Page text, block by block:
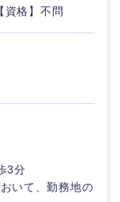
資格】不問
3分
いて、勤務地の